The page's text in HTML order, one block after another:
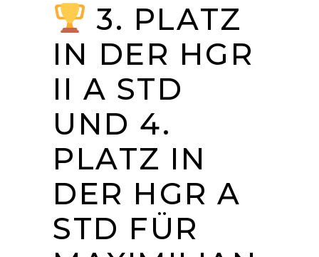
3. PLATZ
IN DER HGR
II A STD
UND 4.
PLATZ IN
DER HGR A
STD FÜR